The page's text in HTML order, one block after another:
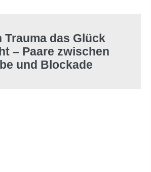
Trauma das Glück
– Paare zwischen
und Blockade